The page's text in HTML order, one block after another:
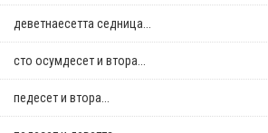
деветнаесетта седница...
сто осумдесет и втора...
педесет и втора...